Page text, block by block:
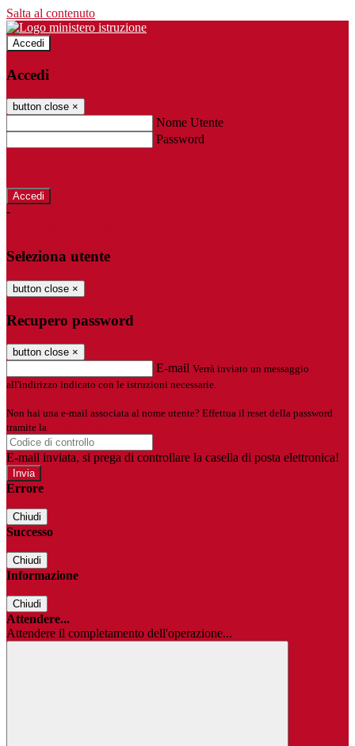
Salta al contenuto
Accedi
Accedi
button close ×
Nome Utente
Password
-
Seleziona utente
button close ×
Recupero password
button close ×
E-mail Verrà inviato un messaggio
all'indirizzo indicato con le istruzioni necessarie.
Non hai una e-mail associata al nome utente? Effettua il reset della password
tramite la
E-mail inviata, si prega di controllare la casella di posta elettronica!
Errore
Chiudi
Successo
Chiudi
Informazione
Chiudi
Attendere...
Attendere il completamento dell'operazione...